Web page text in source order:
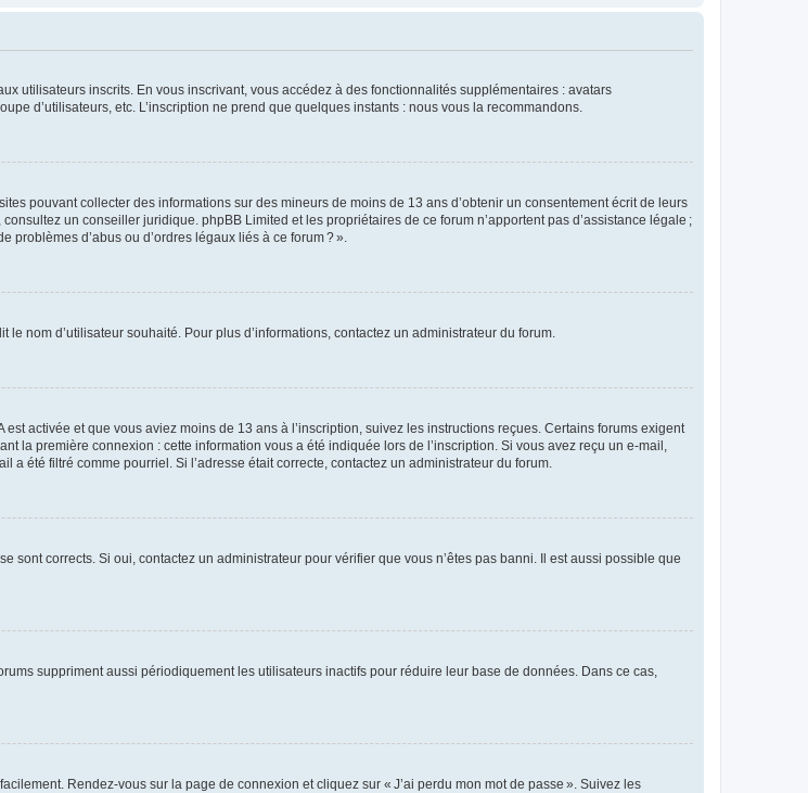
utilisateurs inscrits. En vous inscrivant, vous accédez à des fonctionnalités supplémentaires : avatars
d’utilisateurs, etc. L’inscription ne prend que quelques instants : nous vous la recommandons.
pouvant collecter des informations sur des mineurs de moins de 13 ans d’obtenir un consentement écrit de leurs
un conseiller juridique. phpBB Limited et les propriétaires de ce forum n’apportent pas d’assistance légale ;
d’abus ou d’ordres légaux liés à ce forum ? ».
nom d’utilisateur souhaité. Pour plus d’informations, contactez un administrateur du forum.
activée et que vous aviez moins de 13 ans à l’inscription, suivez les instructions reçues. Certains forums exigent
la première connexion : cette information vous a été indiquée lors de l’inscription. Si vous avez reçu un e-mail,
été filtré comme pourriel. Si l’adresse était correcte, contactez un administrateur du forum.
sont corrects. Si oui, contactez un administrateur pour vérifier que vous n’êtes pas banni. Il est aussi possible que
suppriment aussi périodiquement les utilisateurs inactifs pour réduire leur base de données. Dans ce cas,
Rendez-vous sur la page de connexion et cliquez sur « J’ai perdu mon mot de passe ». Suivez les